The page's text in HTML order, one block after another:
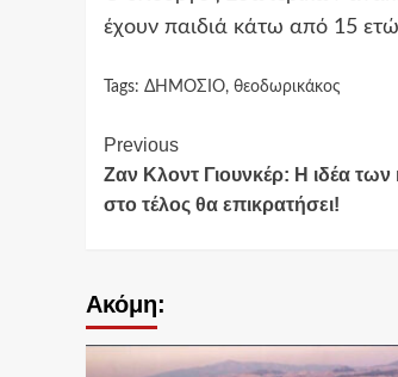
έχουν παιδιά κάτω από 15
Tags: ΔΗΜΟΣΙΟ, θεοδωρικάκος
Continue
Reading
Previous
Ζαν Κλοντ Γιουνκέρ: Η ιδέα
στο τέλος θα επικρατήσει!
Ακόμη: